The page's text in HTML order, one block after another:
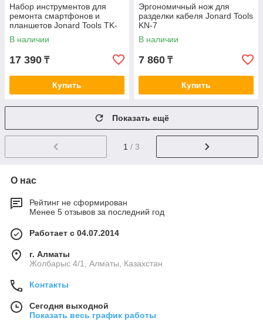
Набор инструментов для
ремонта смартфонов и
планшетов Jonard Tools TK-
19
В наличии
17 390 ₸
Купить
Эргономичный нож для
разделки кабеля Jonard Tools
KN-7
В наличии
7 860 ₸
Купить
Показать ещё
1 / 3
О нас
Рейтинг не сформирован
Менее 5 отзывов за последний год
Работает с 04.07.2014
г. Алматы
Жолбарыс 4/1, Алматы, Казахстан
Контакты
Сегодня выходной
Показать весь график работы